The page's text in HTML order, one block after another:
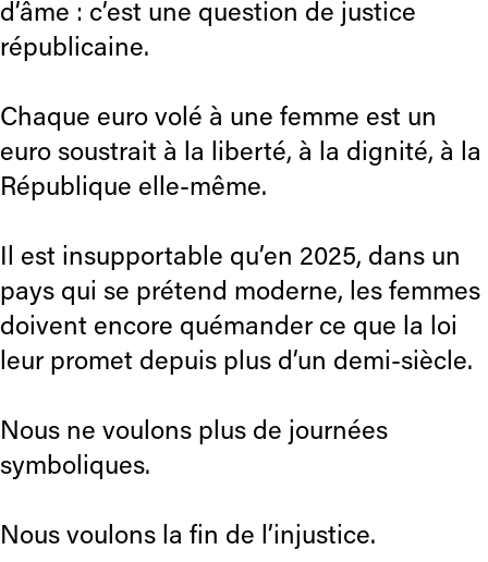
d’âme : c’est une question de justice
républicaine.
Chaque euro volé à une femme est un
euro soustrait à la liberté, à la dignité, à la
République elle-même.
Il est insupportable qu’en 2025, dans un
pays qui se prétend moderne, les femmes
doivent encore quémander ce que la loi
leur promet depuis plus d’un demi-siècle.
Nous ne voulons plus de journées
symboliques.
Nous voulons la fin de l’injustice.